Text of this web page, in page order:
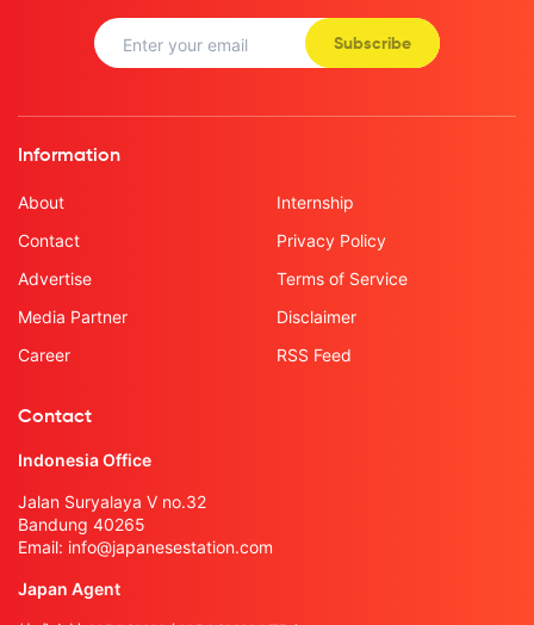
Subscribe
Information
About
Contact
Advertise
Media Partner
Career
Internship
Privacy Policy
Terms of Service
Disclaimer
RSS Feed
Contact
Indonesia Office
Jalan Suryalaya V no.32
Bandung 40265
Email: info@japanesestation.com
Japan Agent